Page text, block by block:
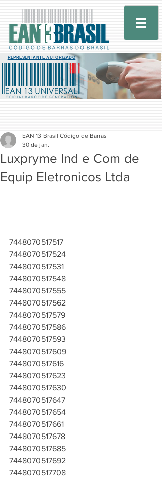
REPRESENTANTE AUTORIZADO
Luxpryme Ind e Com de
Equip Eletronicos Ltda
EAN 13 Brasil Código de Barras
30 de jan.
7448070517517
7448070517524
7448070517531
7448070517548
7448070517555
7448070517562
7448070517579
7448070517586
7448070517593
7448070517609
7448070517616
7448070517623
7448070517630
7448070517647
7448070517654
7448070517661
7448070517678
7448070517685
7448070517692
7448070517708